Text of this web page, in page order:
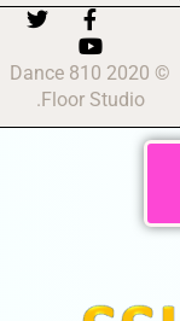
© 2020 810 Dance
Floor Studio.